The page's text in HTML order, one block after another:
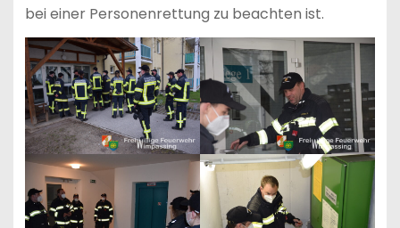
bei einer Personenrettung zu beachten ist.